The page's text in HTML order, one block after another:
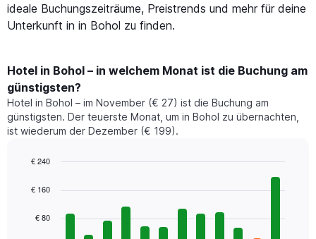
ideale Buchungszeiträume, Preistrends und mehr für deine
Unterkunft in in Bohol zu finden.
Hotel in Bohol – in welchem Monat ist die Buchung am
günstigsten?
Hotel in Bohol – im November (€ 27) ist die Buchung am
günstigsten. Der teuerste Monat, um in Bohol zu übernachten,
ist wiederum der Dezember (€ 199).
chart
bars.
graphic.
€ 80
€ 160
€ 240